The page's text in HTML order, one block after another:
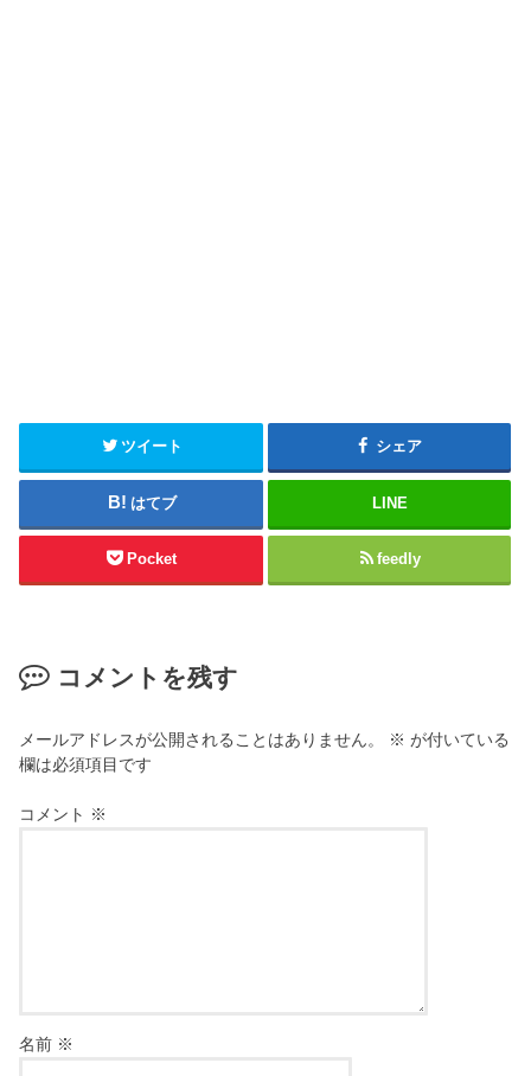
ツイート シェア
はてブ LINE
Pocket feedly
コメントを残す
メールアドレスが公開されることはありません。 ※ が付いている
欄は必須項目です
コメント ※
名前 ※